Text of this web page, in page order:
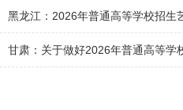
黑龙江：2026年普通高等学校招生
甘肃：关于做好2026年普通高等学